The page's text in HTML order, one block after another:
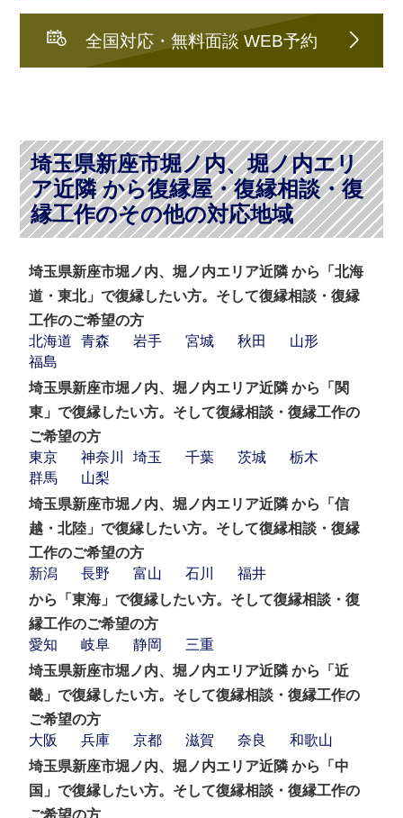
全国対応・無料面談 WEB予約
埼玉県新座市堀ノ内、堀ノ内エリ
ア近隣 から復縁屋・復縁相談・復
縁工作のその他の対応地域
埼玉県新座市堀ノ内、堀ノ内エリア近隣 から「北海
道・東北」で復縁したい方。そして復縁相談・復縁
工作のご希望の方
北海道
青森 岩手 宮城 秋田
山形
福島
埼玉県新座市堀ノ内、堀ノ内エリア近隣 から「関
東」で復縁したい方。そして復縁相談・復縁工作の
ご希望の方
東京
神奈川 埼玉 千葉 茨城
栃木
群馬
山梨
埼玉県新座市堀ノ内、堀ノ内エリア近隣 から「信
越・北陸」で復縁したい方。そして復縁相談・復縁
工作のご希望の方
新潟
長野 富山 石川
福井
から「東海」で復縁したい方。そして復縁相談・復
縁工作のご希望の方
愛知
岐阜 静岡
三重
埼玉県新座市堀ノ内、堀ノ内エリア近隣 から「近
畿」で復縁したい方。そして復縁相談・復縁工作の
ご希望の方
大阪
兵庫 京都 滋賀 奈良
和歌山
埼玉県新座市堀ノ内、堀ノ内エリア近隣 から「中
国」で復縁したい方。そして復縁相談・復縁工作の
ご希望の方